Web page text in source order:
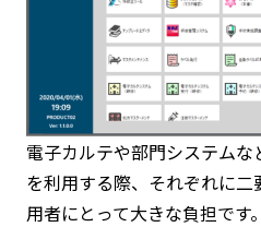
電子カルテや部門システム
を利用する際、それぞれに
用者にとって大きな負担です。